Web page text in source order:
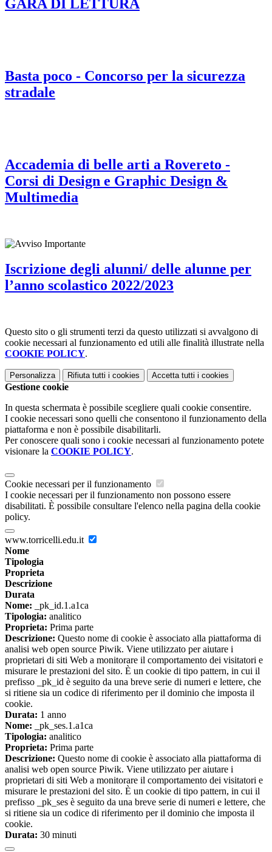
GARA DI LETTURA
Basta poco - Concorso per la sicurezza
stradale
Accademia di belle arti a Rovereto -
Corsi di Design e Graphic Design &
Multimedia
Iscrizione degli alunni/ delle alunne per
l’anno scolastico 2022/2023
Questo sito o gli strumenti terzi da questo utilizzati si avvalgono di
cookie necessari al funzionamento ed utili alle finalità illustrate nella
COOKIE POLICY.
Personalizza Rifiuta tutti i cookies Accetta tutti i cookies
Gestione cookie
In questa schermata è possibile scegliere quali cookie consentire.
I cookie necessari sono quelli che consentono il funzionamento della
piattaforma e non è possibile disabilitarli.
Per conoscere quali sono i cookie necessari al funzionamento potete
visionare la COOKIE POLICY.
Cookie necessari per il funzionamento
I cookie necessari per il funzionamento non possono essere
disabilitati. È possibile consultare l'elenco nella pagina della cookie
policy.
www.torricelli.edu.it
Nome
Tipologia
Proprieta
Descrizione
Durata
Nome: _pk_id.1.a1ca
Tipologia: analitico
Proprieta: Prima parte
Descrizione: Questo nome di cookie è associato alla piattaforma di
analisi web open source Piwik. Viene utilizzato per aiutare i
proprietari di siti Web a monitorare il comportamento dei visitatori e
misurare le prestazioni del sito. È un cookie di tipo pattern, in cui il
prefisso _pk_id è seguito da una breve serie di numeri e lettere, che
si ritiene sia un codice di riferimento per il dominio che imposta il
cookie.
Durata: 1 anno
Nome: _pk_ses.1.a1ca
Tipologia: analitico
Proprieta: Prima parte
Descrizione: Questo nome di cookie è associato alla piattaforma di
analisi web open source Piwik. Viene utilizzato per aiutare i
proprietari di siti Web a monitorare il comportamento dei visitatori e
misurare le prestazioni del sito. È un cookie di tipo pattern, in cui il
prefisso _pk_ses è seguito da una breve serie di numeri e lettere, che
si ritiene sia un codice di riferimento per il dominio che imposta il
cookie.
Durata: 30 minuti